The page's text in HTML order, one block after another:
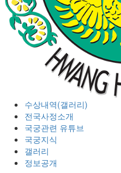
수상내역(갤러리)
전국사정소개
국궁관련 유튜브
국궁지식
갤러리
정보공개